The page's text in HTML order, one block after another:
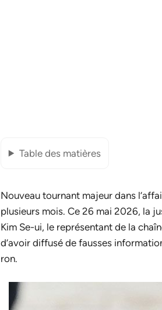
Table des matières
Nouveau tournant majeur dans
plusieurs mois. Ce 26 mai 2026, la
Kim Se-ui, le représentant de la
d’avoir diffusé de fausses
ron.